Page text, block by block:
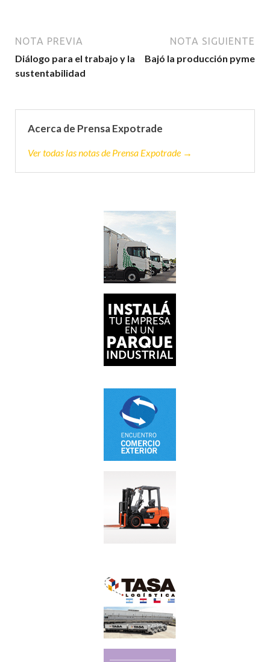
NOTA PREVIA
Diálogo para el trabajo y la
sustentabilidad
NOTA SIGUIENTE
Bajó la producción pyme
Acerca de Prensa Expotrade
Ver todas las notas de Prensa Expotrade →